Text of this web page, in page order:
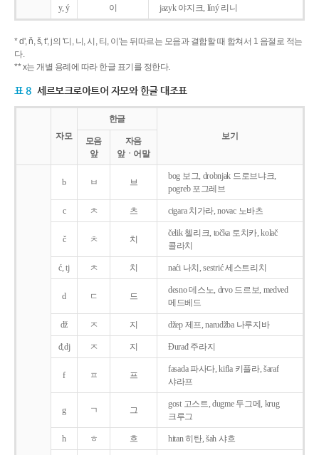
y, ý 이 jazyk야지크, líný 리니
* d', ň, š, t', j의 '디, 니, 시, 티, 이'는 뒤따르는 모음과 결합할 때 합쳐서 1 음절로 적는
다.
** x는 개별 용례에 따라 한글 표기를 정한다.
표 8 세르보크로아트어 자모와 한글 대조표
자모
한글
보기
모음
앞
자음
앞ㆍ어말
b ㅂ 브
bog 보그, drobnjak 드로브냐크,
pogreb 포그레브
c ㅊ 츠 cigara 치가라, novac 노바츠
č ㅊ 치
čelik 첼리크, točka 토치카, kolač
콜라치
ć, tj ㅊ 치 naći 나치, sestrić 세스트리치
d ㄷ 드
desno 데스노, drvo 드르보, medved
메드베드
dž ㅈ 지 džep 제프, narudžba 나루지바
đ,dj ㅈ 지 Ðurađ 주라지
f ㅍ 프
fasada 파사다, kifla 키플라, šaraf
샤라프
g ㄱ 그
gost 고스트, dugme 두그메, krug
크루그
h ㅎ 흐 hitan 히탄, šah 샤흐